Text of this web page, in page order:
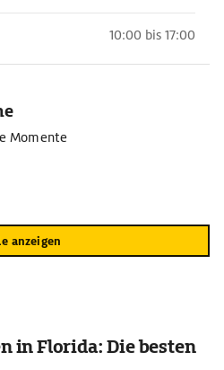
10:00 bis 17:00
Momente
anzeigen
in Florida: Die besten